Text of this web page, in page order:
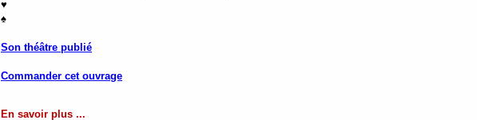
♥
♠
Son théâtre publié
Commander cet ouvrage
En savoir plus ...